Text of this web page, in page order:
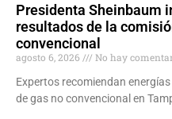
Presidenta Sheinbaum
resultados de la
convencional
agosto 6, 2026
No hay
Expertos recomiendan
de gas no convencional en